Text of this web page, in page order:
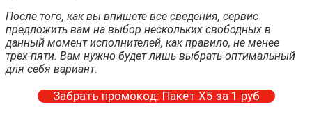
После того, как вы впишете все сведения, сервис
предложить вам на выбор нескольких свободных в
данный момент исполнителей, как правило, не менее
трех-пяти. Вам нужно будет лишь выбрать оптимальный
для себя вариант.
Забрать промокод: Пакет Х5 за 1 руб